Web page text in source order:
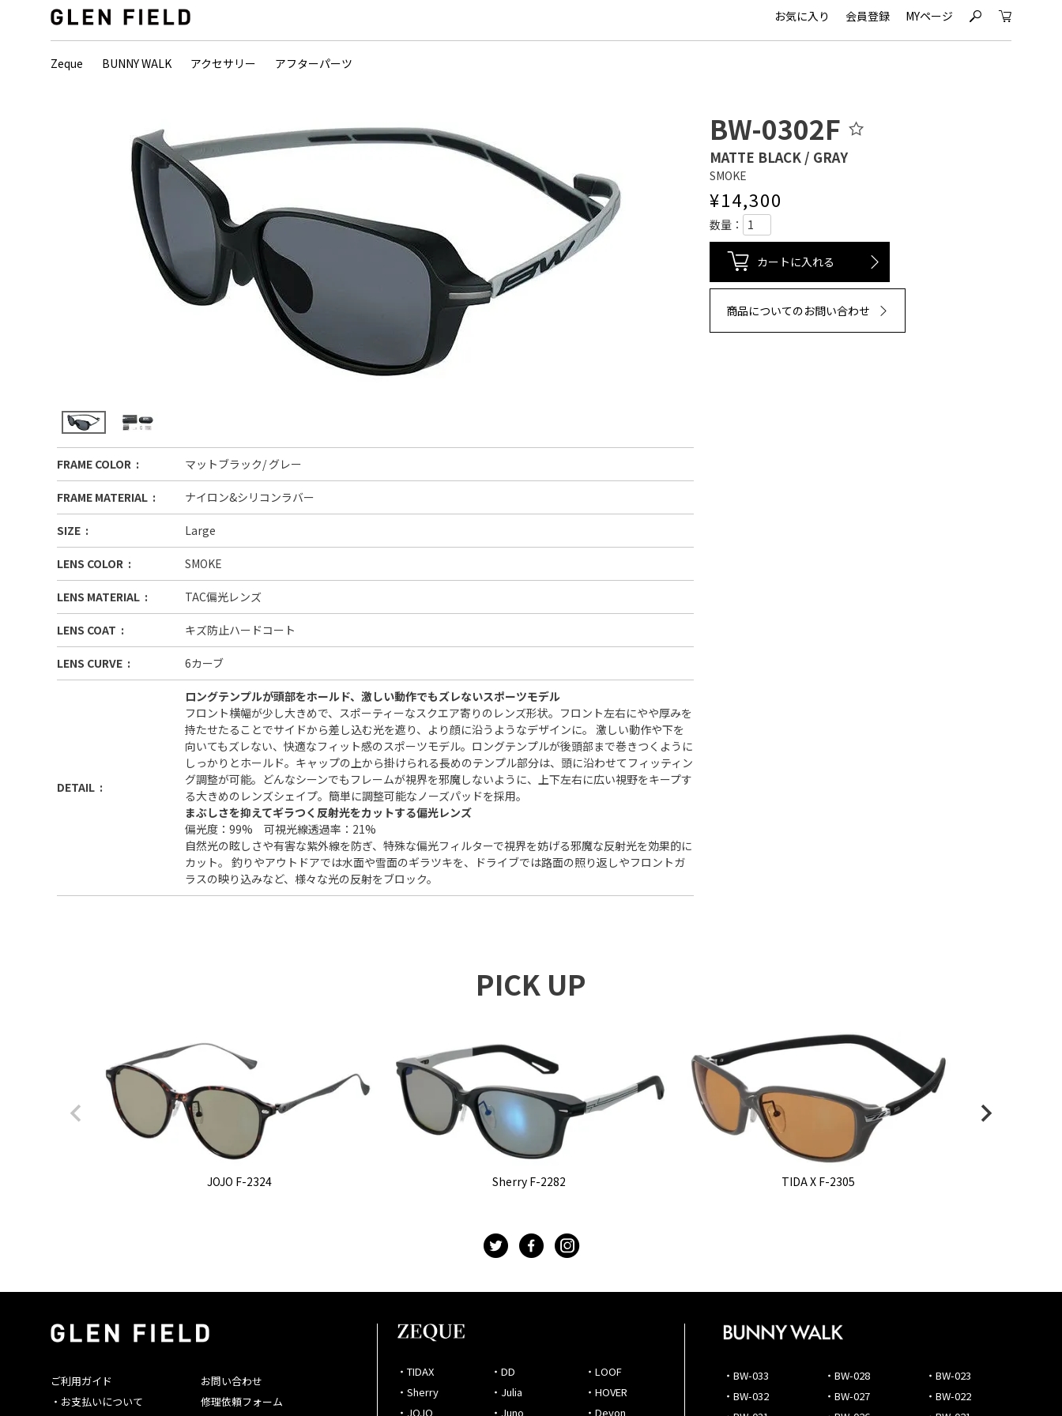
お気に入り 会員登録 MYページ s c
Zeque BUNNY WALK アクセサリー アフターパーツ
FRAME COLOR マットブラック/ グレー
FRAME MATERIAL ナイロン&シリコンラバー
SIZE Large
LENS COLOR SMOKE
LENS MATERIAL TAC偏光レンズ
LENS COAT キズ防止ハードコート
LENS CURVE 6カーブ
DETAIL
ロングテンプルが頭部をホールド、激しい動作でもズレないスポーツモデル
フロント横幅が少し大きめで、スポーティーなスクエア寄りのレンズ形状。フロント左右にやや厚みを
持たせたることでサイドから差し込む光を遮り、より顔に沿うようなデザインに。 激しい動作や下を
向いてもズレない、快適なフィット感のスポーツモデル。ロングテンプルが後頭部まで巻きつくように
しっかりとホールド。キャップの上から掛けられる長めのテンプル部分は、頭に沿わせてフィッティン
グ調整が可能。どんなシーンでもフレームが視界を邪魔しないように、上下左右に広い視野をキープす
る大きめのレンズシェイプ。簡単に調整可能なノーズパッドを採用。
まぶしさを抑えてギラつく反射光をカットする偏光レンズ
偏光度：99% 可視光線透過率：21%
自然光の眩しさや有害な紫外線を防ぎ、特殊な偏光フィルターで視界を妨げる邪魔な反射光を効果的に
カット。 釣りやアウトドアでは水面や雪面のギラツキを、ドライブでは路面の照り返しやフロントガ
ラスの映り込みなど、様々な光の反射をブロック。
BW-0302F
MATTE BLACK / GRAY
SMOKE
¥14,300
カートに入れる
商品についてのお問い合わせ
PICK UP
JOJO F-2324 Sherry F-2282 TIDA X F-2305
t f g
ご利用ガイド
・お支払いについて
お問い合わせ
修理依頼フォーム
・TIDAX
・Sherry
・JOJO
・DD
・Julia
・Juno
・LOOF
・HOVER
・Devon
・BW-033
・BW-032
・BW-028
・BW-027
・BW-023
・BW-022